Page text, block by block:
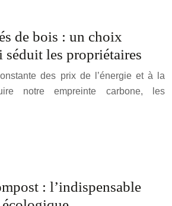
de bois : un choix
séduit les propriétaires
des prix de l’énergie et à la
notre empreinte carbone, les
: l’indispensable